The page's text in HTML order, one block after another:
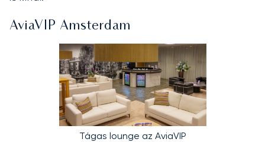
AviaVIP Amsterdam
Tágas lounge az AviaVIP